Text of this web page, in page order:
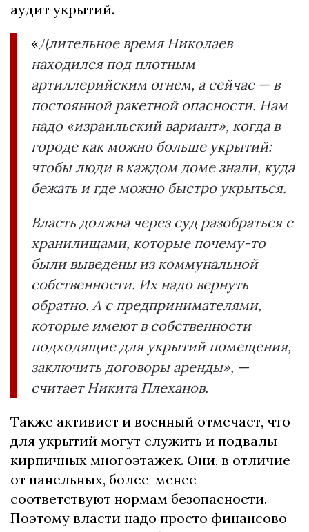
аудит укрытий.
«Длительное время Николаев
находился под плотным
артиллерийским огнем, а сейчас — в
постоянной ракетной опасности. Нам
надо «израильский вариант», когда в
городе как можно больше укрытий:
чтобы люди в каждом доме знали, куда
бежать и где можно быстро укрыться.
Власть должна через суд разобраться с
хранилищами, которые почему-то
были выведены из коммунальной
собственности. Их надо вернуть
обратно. А с предпринимателями,
которые имеют в собственности
подходящие для укрытий помещения,
заключить договоры аренды», —
считает Никита Плеханов.
Также активист и военный отмечает, что
для укрытий могут служить и подвалы
кирпичных многоэтажек. Они, в отличие
от панельных, более-менее
соответствуют нормам безопасности.
Поэтому власти надо просто финансово